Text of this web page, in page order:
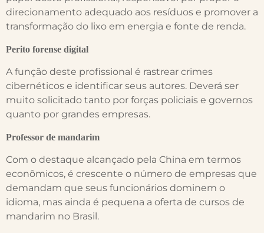
direcionamento adequado aos resíduos e promover a
transformação do lixo em energia e fonte de renda.
Perito forense digital
A função deste profissional é rastrear crimes
cibernéticos e identificar seus autores. Deverá ser
muito solicitado tanto por forças policiais e governos
quanto por grandes empresas.
Professor de mandarim
Com o destaque alcançado pela China em termos
econômicos, é crescente o número de empresas que
demandam que seus funcionários dominem o
idioma, mas ainda é pequena a oferta de cursos de
mandarim no Brasil.